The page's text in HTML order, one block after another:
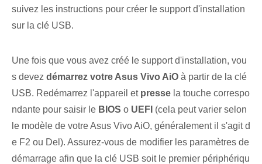
suivez les instructions pour créer le support d'installation
sur la clé USB.
Une fois que vous avez créé le support d'installation, vou
s devez démarrez votre Asus Vivo AiO à partir de la clé
USB. Redémarrez l'appareil et presse la touche correspo
ndante pour saisir le BIOS o UEFI (cela peut varier selon
le modèle de votre Asus Vivo AiO, généralement il s'agit d
e F2 ou Del). Assurez-vous de modifier les paramètres de
démarrage afin que la clé USB soit le premier périphériqu